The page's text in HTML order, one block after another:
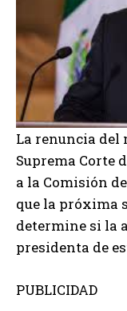
La renuncia
Suprema Corte
a la Comisión
que la próxima
determine si la
presidenta de
PUBLICIDAD